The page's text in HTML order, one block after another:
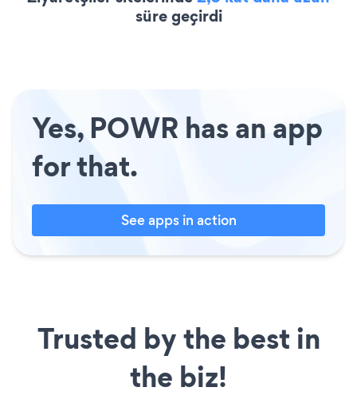
süre geçirdi
Yes, POWR has an app
for that.
See apps in action
Trusted by the best in
the biz!